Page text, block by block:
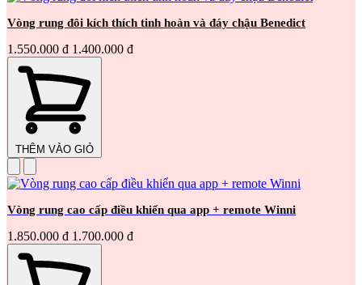
Vòng rung đôi kích thích tinh hoàn và đáy chậu Benedict
1.550.000 đ 1.400.000 đ
THÊM VÀO GIỎ
Vòng rung cao cấp điều khiển qua app + remote Winni
1.850.000 đ 1.700.000 đ